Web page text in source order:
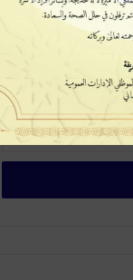
البريدية